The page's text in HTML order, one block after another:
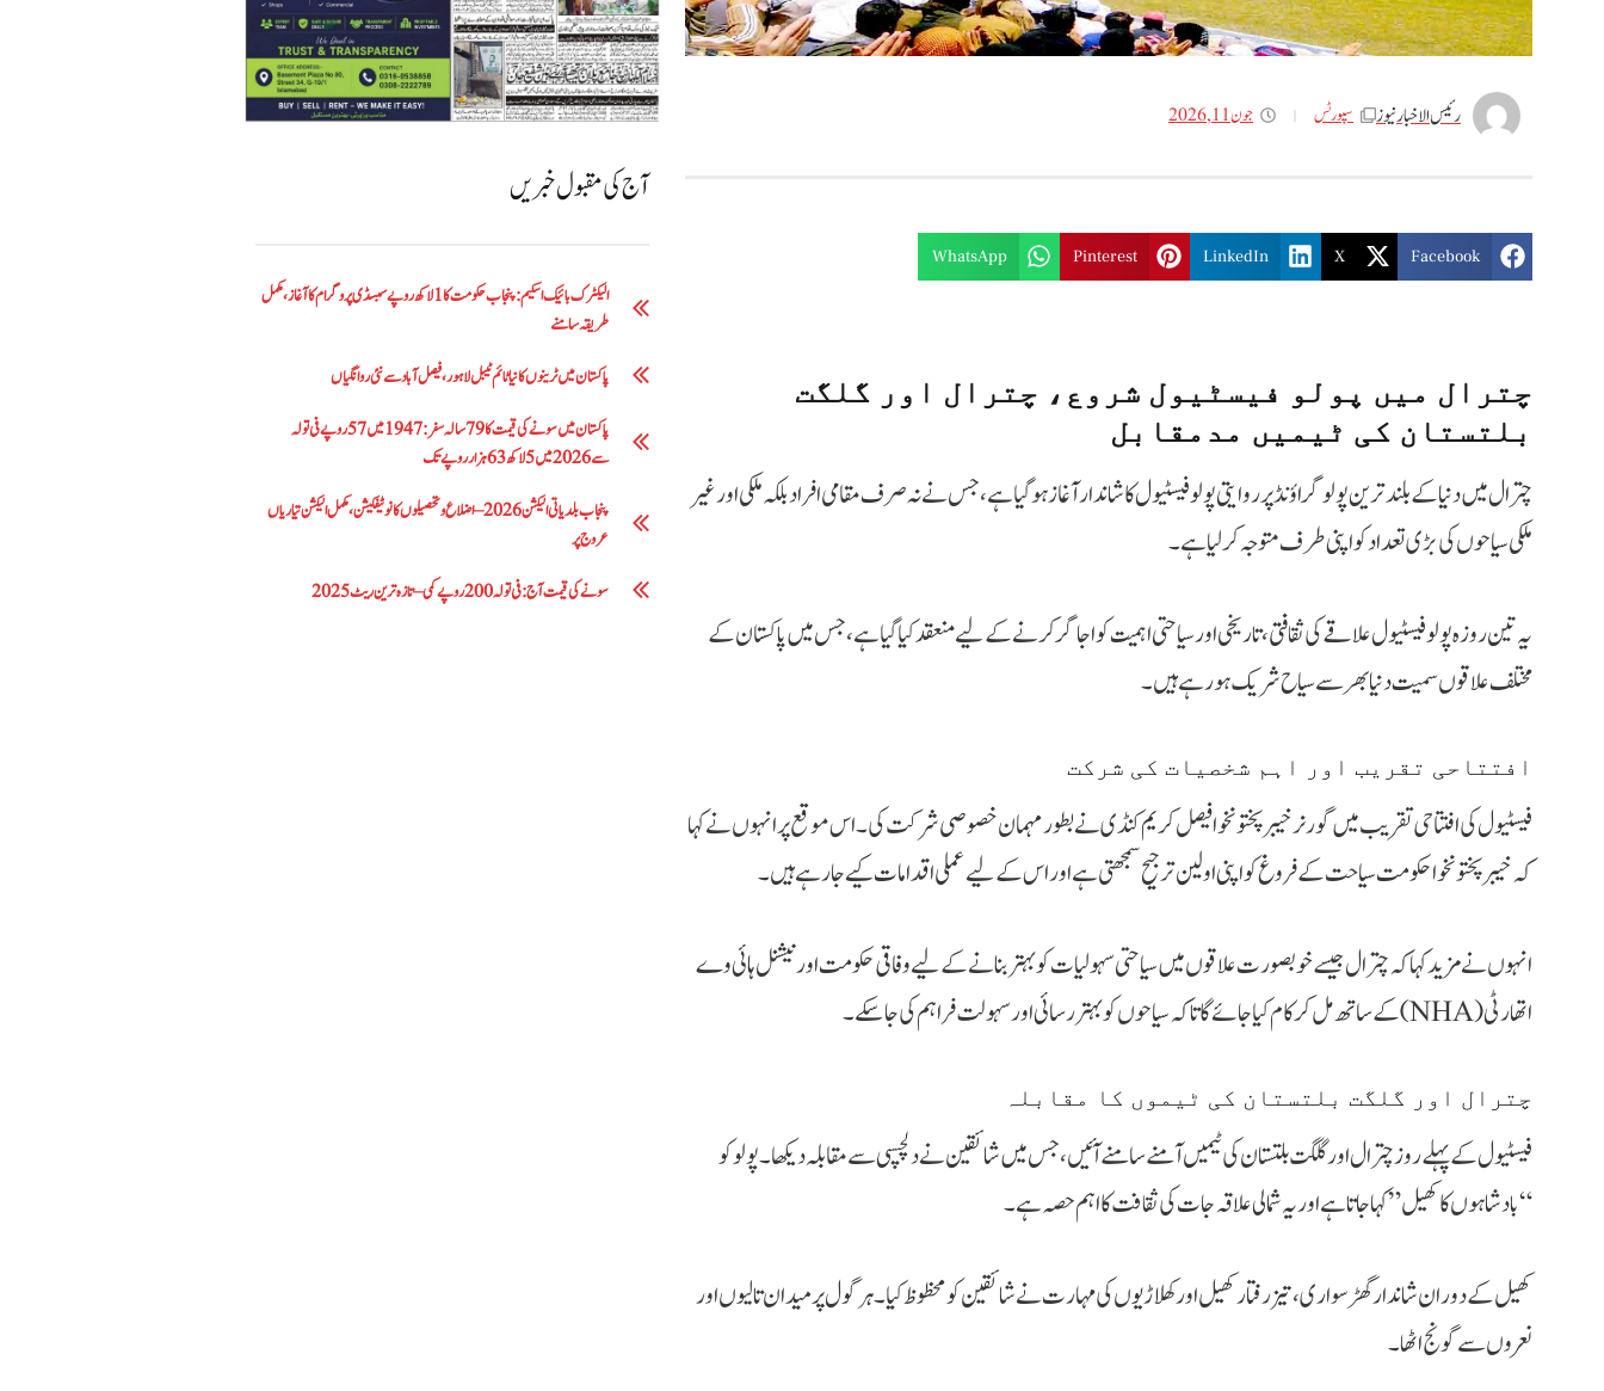
رئیس الاخبار نیوز سپورٹس جون 11, 2026
Facebook
X
LinkedIn
Pinterest
WhatsApp
چترال میں پولو فیسٹیول شروع، چترال اور گلگت
بلتستان کی ٹیمیں مدمقابل
چترال میں دنیا کے بلند ترین پولو گراؤنڈ پر روایتی پولو فیسٹیول کا شاندار آغاز ہوگیا ہے، جس نے نہ صرف مقامی افراد بلکہ ملکی اور غیر
ملکی سیاحوں کی بڑی تعداد کو اپنی طرف متوجہ کر لیا ہے۔
یہ تین روزہ پولو فیسٹیول علاقے کی ثقافتی، تاریخی اور سیاحتی اہمیت کو اجاگر کرنے کے لیے منعقد کیا گیا ہے، جس میں پاکستان کے
مختلف علاقوں سمیت دنیا بھر سے سیاح شریک ہو رہے ہیں۔
افتتاحی تقریب اور اہم شخصیات کی شرکت
فیسٹیول کی افتتاحی تقریب میں گورنر خیبرپختونخوا فیصل کریم کنڈی نے بطور مہمان خصوصی شرکت کی۔ اس موقع پر انہوں نے کہا
کہ خیبرپختونخوا حکومت سیاحت کے فروغ کو اپنی اولین ترجیح سمجھتی ہے اور اس کے لیے عملی اقدامات کیے جا رہے ہیں۔
انہوں نے مزید کہا کہ چترال جیسے خوبصورت علاقوں میں سیاحتی سہولیات کو بہتر بنانے کے لیے وفاقی حکومت اور نیشنل ہائی وے
اتھارٹی (NHA) کے ساتھ مل کر کام کیا جائے گا تاکہ سیاحوں کو بہتر رسائی اور سہولت فراہم کی جا سکے۔
چترال اور گلگت بلتستان کی ٹیموں کا مقابلہ
فیسٹیول کے پہلے روز چترال اور گلگت بلتستان کی ٹیمیں آمنے سامنے آئیں، جس میں شائقین نے دلچسپی سے مقابلہ دیکھا۔ پولو کو
“بادشاہوں کا کھیل” کہا جاتا ہے اور یہ شمالی علاقہ جات کی ثقافت کا اہم حصہ ہے۔
کھیل کے دوران شاندار گھڑ سواری، تیز رفتار کھیل اور کھلاڑیوں کی مہارت نے شائقین کو محظوظ کیا۔ ہر گول پر میدان تالیوں اور
نعروں سے گونج اٹھا۔
آج کی مقبول خبریں
الیکٹرک بائیک اسکیم: پنجاب حکومت کا1 لاکھ روپے سبسڈی پروگرام کا آغاز ،مکمل
طریقہ سامنے
پاکستان میں ٹرینوں کا نیا ٹائم ٹیبل لاہور، فیصل آباد سے نئی روانگیاں
پاکستان میں سونے کی قیمت کا 79 سالہ سفر: 1947 میں 57 روپے فی تولہ
سے 2026 میں 5 لاکھ 63 ہزار روپے تک
پنجاب بلدیاتی الیکشن 2026 – اضلاع و تحصیلوں کا نوٹیفکیشن، مکمل الیکشن تیاریاں
عروج پر
سونے کی قیمت آج: فی تولہ 200 روپے کمی – تازہ ترین ریٹ 2025